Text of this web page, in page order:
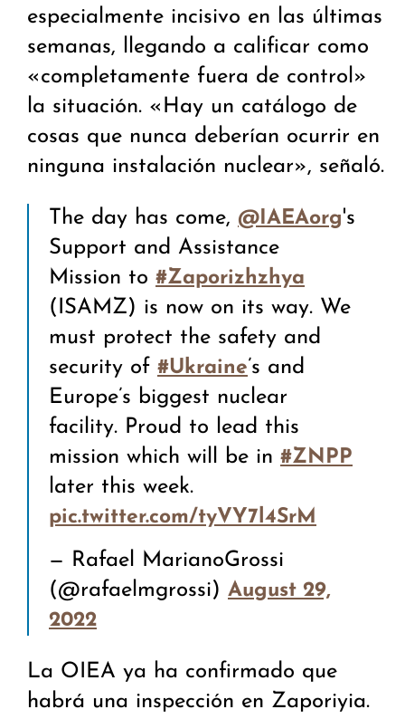
especialmente incisivo en las últimas
semanas, llegando a calificar como
«completamente fuera de control»
la situación. «Hay un catálogo de
cosas que nunca deberían ocurrir en
ninguna instalación nuclear», señaló.
The day has come, @IAEAorg's
Support and Assistance
Mission to #Zaporizhzhya
(ISAMZ) is now on its way. We
must protect the safety and
security of #Ukraine’s and
Europe’s biggest nuclear
facility. Proud to lead this
mission which will be in #ZNPP
later this week.
pic.twitter.com/tyVY7l4SrM
— Rafael MarianoGrossi
(@rafaelmgrossi) August 29,
2022
La OIEA ya ha confirmado que
habrá una inspección en Zaporiyia.